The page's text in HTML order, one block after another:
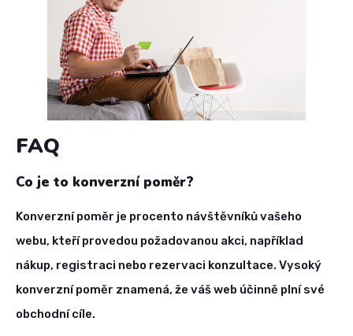
FAQ
Co je to konverzní poměr?
Konverzní poměr je procento návštěvníků vašeho
webu, kteří provedou požadovanou akci, například
nákup, registraci nebo rezervaci konzultace. Vysoký
konverzní poměr znamená, že váš web účinně plní své
obchodní cíle.